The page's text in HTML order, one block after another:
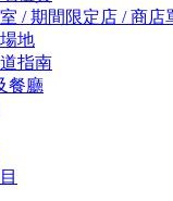
/ 期間限定店 / 商店
地
指南
餐廳